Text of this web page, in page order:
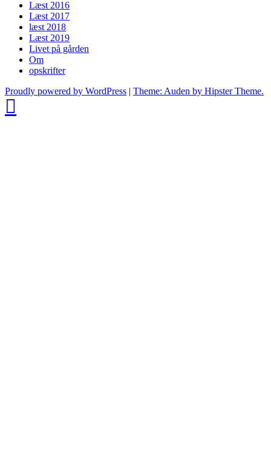
Læst 2016
Læst 2017
læst 2018
Læst 2019
Livet på gården
Om
opskrifter
Proudly powered by WordPress | Theme: Auden by Hipster Theme.